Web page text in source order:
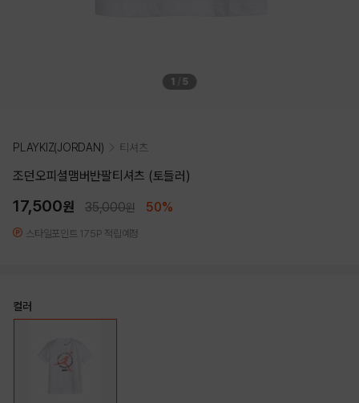
1 5
PLAYKIZ(JORDAN) 티셔츠
조던오피셜맴버반팔티셔츠 (토들러)
17,500원 35,000원 50%
스타일포인트 175P 적립예정
컬러